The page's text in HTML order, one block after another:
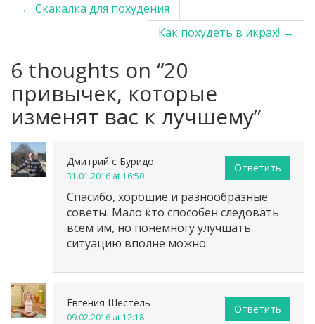
Post navigation
← Скакалка для похудения
Как похудеть в икрах! →
6 thoughts on “20
привычек, которые
изменят вас к лучшему”
Дмитрий с Буридо
31.01.2016 at 16:50
Спасибо, хорошие и разнообразные
советы. Мало кто способен следовать
всем им, но понемногу улучшать
ситуацию вполне можно.
Ответить
Евгения Шестель
09.02.2016 at 12:18
Ответить